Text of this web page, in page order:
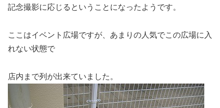
記念撮影に応じるということになったようです。
ここはイベント広場ですが、あまりの人気でこの広場に入
れない状態で
店内まで列が出来ていました。